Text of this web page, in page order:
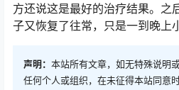
方还说这是最好的治疗结果。之
子又恢复了往常，只是一到晚上
声明： 本站所有文章，如无特殊说明
任何个人或组织，在未征得本站同意